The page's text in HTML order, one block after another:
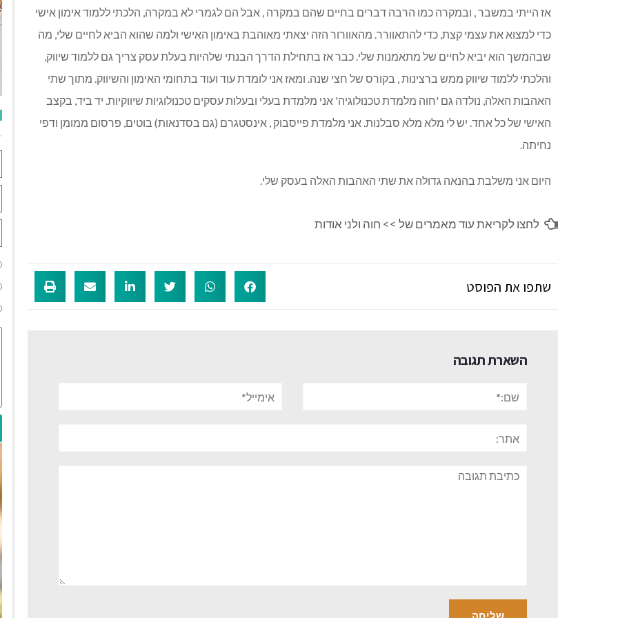
אז הייתי במשבר , ובמקרה כמו הרבה דברים בחיים שהם במקרה , אבל הם לגמרי לא במקרה, הלכתי ללמוד אימון אישי
כדי למצוא את עצמי קצת, כדי להתאוורר. מהאוורור הזה יצאתי מאוהבת באימון האישי ולמה שהוא הביא לחיים שלי, מה
שבהמשך הוא יביא לחיים של מתאמנות שלי. כבר אז בתחילת הדרך הבנתי שלהיות בעלת עסק צריך גם ללמוד שיווק,
והלכתי ללמוד שיווק ממש ברצינות , בקורס של חצי שנה. ומאז אני לומדת עוד ועוד בתחומי האימון והשיווק. מתוך שתי
האהבות האלה, נולדה גם 'חוה מלמדת טכנולוגיה' אני מלמדת בעלי ובעלות עסקים טכנולוגיות שיווקיות. יד ביד, בקצב
האישי של כל אחד. יש לי מלא מלא סבלנות. אני מלמדת פייסבוק , אינסטגרם (גם בסדנאות) בוטים, פרסום ממומן ודפי
נחיתה.
היום אני משלבת בהנאה גדולה את שתי האהבות האלה בעסק שלי.
לחצו לקריאת עוד מאמרים של >> חוה ולני אודות
שתפו את הפוסט
השארת תגובה
תגובה